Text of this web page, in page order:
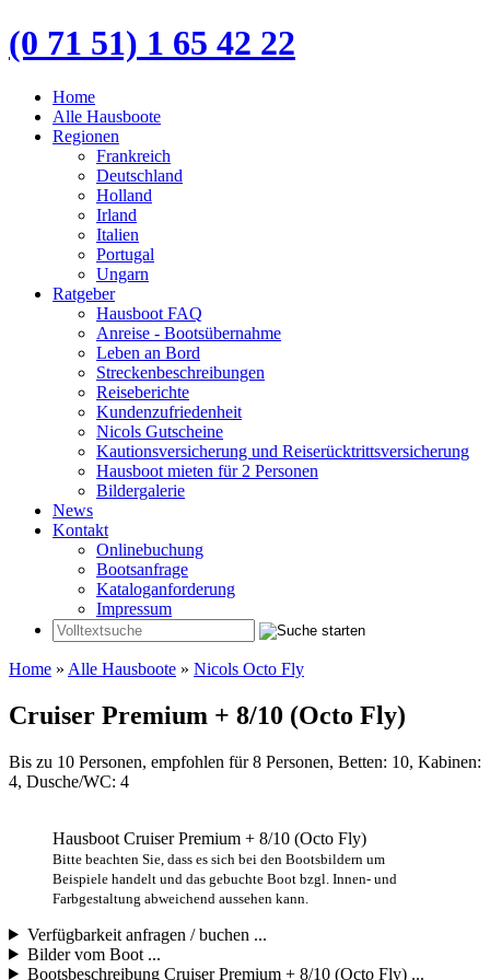
(0 71 51) 1 65 42 22
Home
Alle Hausboote
Regionen
Frankreich
Deutschland
Holland
Irland
Italien
Portugal
Ungarn
Ratgeber
Hausboot FAQ
Anreise - Bootsübernahme
Leben an Bord
Streckenbeschreibungen
Reiseberichte
Kundenzufriedenheit
Nicols Gutscheine
Kautionsversicherung und Reiserücktrittsversicherung
Hausboot mieten für 2 Personen
Bildergalerie
News
Kontakt
Onlinebuchung
Bootsanfrage
Kataloganforderung
Impressum
Home » Alle Hausboote » Nicols Octo Fly
Cruiser Premium + 8/10 (Octo Fly)
Bis zu 10 Personen, empfohlen für 8 Personen, Betten: 10, Kabinen:
4, Dusche/WC: 4
Hausboot Cruiser Premium + 8/10 (Octo Fly)
Bitte beachten Sie, dass es sich bei den Bootsbildern um
Beispiele handelt und das gebuchte Boot bzgl. Innen- und
Farbgestaltung abweichend aussehen kann.
Verfügbarkeit anfragen / buchen ...
Bilder vom Boot ...
Bootsbeschreibung Cruiser Premium + 8/10 (Octo Fly) ...